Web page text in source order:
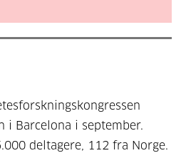
i Barcelona i september.
deltagere, 112 fra Norge.